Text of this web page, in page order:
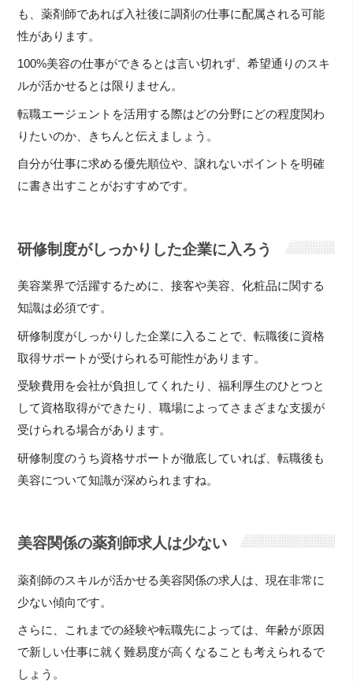
も、薬剤師であれば入社後に調剤の仕事に配属される可能
性があります。
100%美容の仕事ができるとは言い切れず、希望通りのスキ
ルが活かせるとは限りません。
転職エージェントを活用する際はどの分野にどの程度関わ
りたいのか、きちんと伝えましょう。
自分が仕事に求める優先順位や、譲れないポイントを明確
に書き出すことがおすすめです。
研修制度がしっかりした企業に入ろう
美容業界で活躍するために、接客や美容、化粧品に関する
知識は必須です。
研修制度がしっかりした企業に入ることで、転職後に資格
取得サポートが受けられる可能性があります。
受験費用を会社が負担してくれたり、福利厚生のひとつと
して資格取得ができたり、職場によってさまざまな支援が
受けられる場合があります。
研修制度のうち資格サポートが徹底していれば、転職後も
美容について知識が深められますね。
美容関係の薬剤師求人は少ない
薬剤師のスキルが活かせる美容関係の求人は、現在非常に
少ない傾向です。
さらに、これまでの経験や転職先によっては、年齢が原因
で新しい仕事に就く難易度が高くなることも考えられるで
しょう。